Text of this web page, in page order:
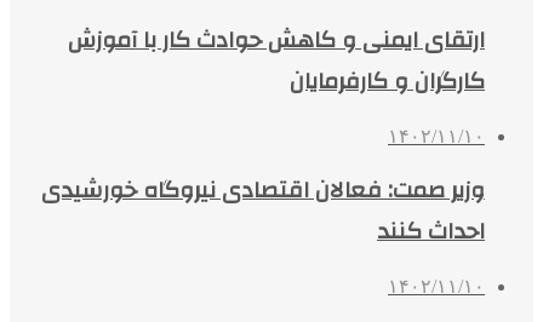
ارتقای ایمنی و کاهش حوادث کار با آموزش
کارگران و کارفرمایان
۱۴۰۲/۱۱/۱۰
وزیر صمت: فعالان اقتصادی نیروگاه خورشیدی
احداث کنند
۱۴۰۲/۱۱/۱۰